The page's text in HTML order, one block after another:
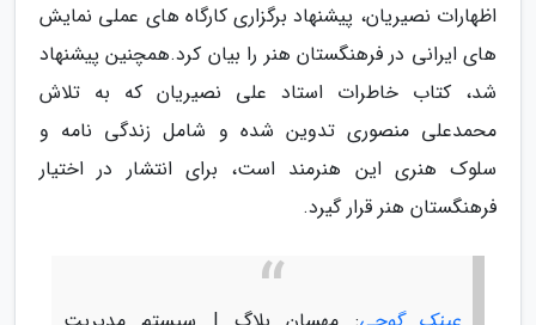
اظهارات نصیریان، پیشنهاد برگزاری کارگاه های عملی نمایش
های ایرانی در فرهنگستان هنر را بیان کرد.همچنین پیشنهاد
شد، کتاب خاطرات استاد علی نصیریان که به تلاش
محمدعلی منصوری تدوین شده و شامل زندگی نامه و
سلوک هنری این هنرمند است، برای انتشار در اختیار
فرهنگستان هنر قرار گیرد.